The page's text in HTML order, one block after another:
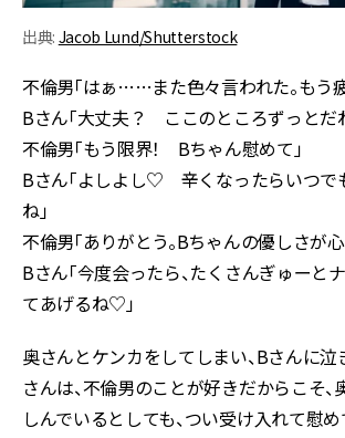
出典: Jacob Lund/Shutterstock
不倫男「はぁ……また色々言われた。もう
Bさん「大丈夫？ ここのところずっとだ
不倫男「もう限界！ Bちゃん慰めて」
Bさん「よしよし♡ 辛くなったらいつで
ね」
不倫男「ありがとう。Bちゃんの優しさが
Bさん「今度会ったら、たくさんぎゅーと
てあげるね♡」
奥さんとケンカをしてしまい、Bさんに泣
さんは、不倫男のことが好きだからこそ
しんでいるとしても、つい受け入れて慰